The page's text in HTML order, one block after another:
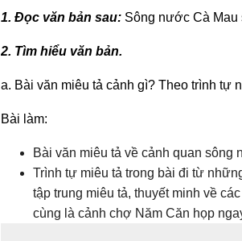
1. Đọc văn bản sau: Sông nước Cà Mau
2. Tìm hiểu văn bản.
a. Bài văn miêu tả cảnh gì? Theo trình tự
Bài làm:
Bài văn miêu tả về cảnh quan
Trình tự miêu tả trong bài đi từ
tập trung miêu tả, thuyết minh về
cùng là cảnh chợ Năm Căn họp